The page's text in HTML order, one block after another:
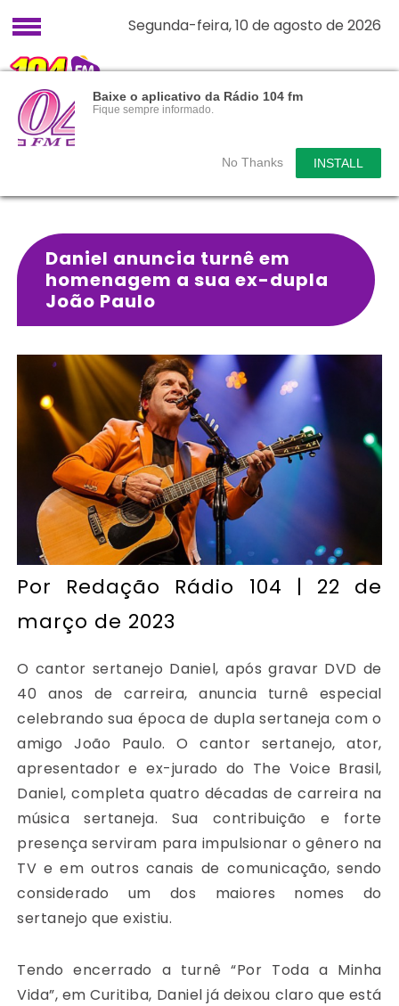
Baixe o aplicativo da Rádio 104 fm
Fique sempre informado.
No Thanks INSTALL
Segunda-feira, 10 de agosto de 2026
Daniel anuncia turnê em
homenagem a sua ex-dupla
João Paulo
Por Redação Rádio 104 | 22 de
março de 2023
O cantor sertanejo Daniel, após gravar DVD de
40 anos de carreira, anuncia turnê especial
celebrando sua época de dupla sertaneja com o
amigo João Paulo. O cantor sertanejo, ator,
apresentador e ex-jurado do The Voice Brasil,
Daniel, completa quatro décadas de carreira na
música sertaneja. Sua contribuição e forte
presença serviram para impulsionar o gênero na
TV e em outros canais de comunicação, sendo
considerado um dos maiores nomes do
sertanejo que existiu.
Tendo encerrado a turnê “Por Toda a Minha
Vida”, em Curitiba, Daniel já deixou claro que está